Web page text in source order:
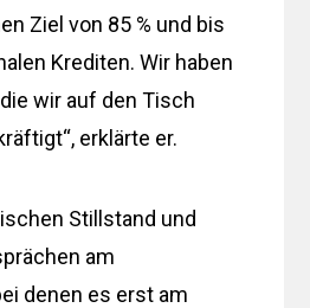
Ziel von 85 % und bis
Krediten. Wir haben
wir auf den Tisch
erklärte er.
Stillstand und
am
denen es erst am